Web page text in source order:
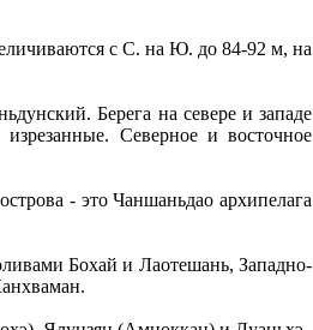
с С. на Ю. до 84-92 м, на
Берега на севере и западе
Северное и восточное
- это Чаншаньдао архипелага
Бохай и Лаотешань, Западно-